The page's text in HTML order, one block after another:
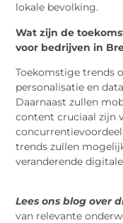
lokale bevolking.
Wat zijn de
voor bedrijven in
Toekomstige trends
personalisatie en
Daarnaast zullen
content cruciaal zijn
trends zullen
veranderende
Lees ons blog over
van relevante